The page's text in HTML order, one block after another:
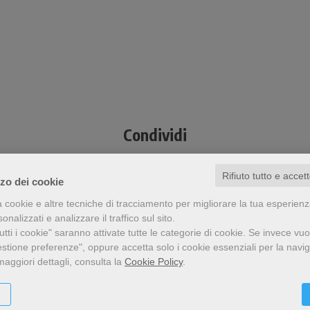
dei cookie
Rifiuto tutto e
cookie e altre tecniche di tracciamento per migliorare la tua
e analizzare il traffico sul sito.
i cookie" saranno attivate tutte le categorie di cookie. Se invece
preferenze", oppure accetta solo i cookie essenziali per la
dettagli, consulta la Cookie Policy.
Condividi
visto questo prodotto ha visto